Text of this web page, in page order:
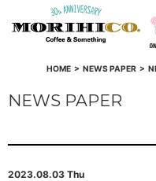
HOME> NEWS PAPER>
NEWS PAPER
2023.08.03 Thu